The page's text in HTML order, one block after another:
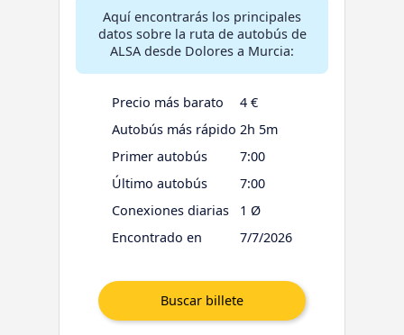
Aquí encontrarás los principales
datos sobre la ruta de autobús de
ALSA desde Dolores a Murcia:
Precio más barato
4 €
Autobús más rápido 2h 5m
Primer autobús
7:00
Último autobús
7:00
Conexiones diarias
1 Ø
Encontrado en
7/7/2026